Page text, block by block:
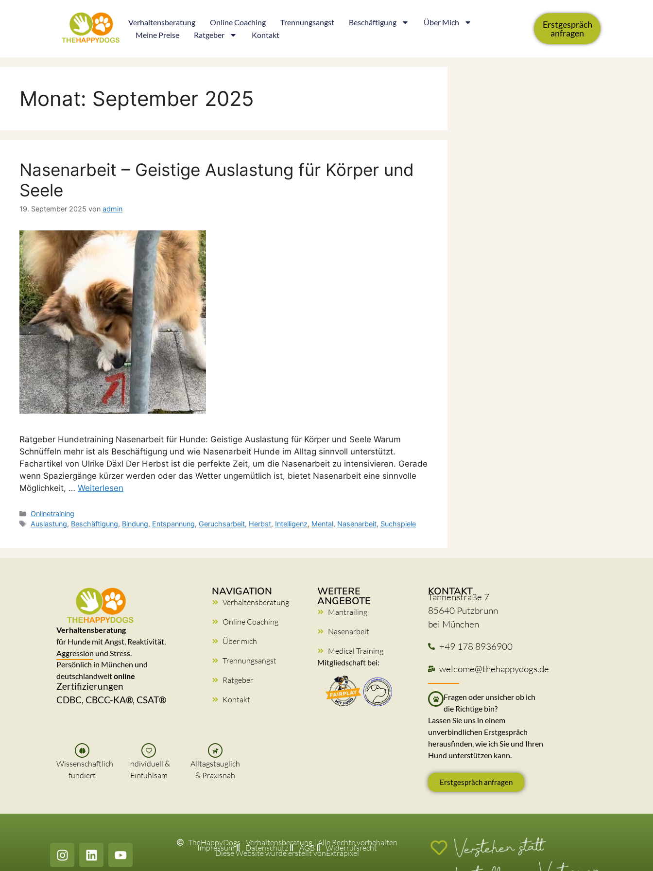
Verhaltensberatung Online Coaching Trennungsangst Beschäftigung
Über Mich
Meine Preise
Ratgeber Kontakt
Erstgespräch
anfragen
Monat: September 2025
Nasenarbeit – Geistige Auslastung für Körper und
Seele
19. September 2025 von admin
Ratgeber Hundetraining Nasenarbeit für Hunde: Geistige Auslastung für Körper und Seele Warum
Schnüffeln mehr ist als Beschäftigung und wie Nasenarbeit Hunde im Alltag sinnvoll unterstützt.
Fachartikel von Ulrike Däxl Der Herbst ist die perfekte Zeit, um die Nasenarbeit zu intensivieren. Gerade
wenn Spaziergänge kürzer werden oder das Wetter ungemütlich ist, bietet Nasenarbeit eine sinnvolle
Möglichkeit, … Weiterlesen
Onlinetraining
Auslastung, Beschäftigung, Bindung, Entspannung, Geruchsarbeit, Herbst, Intelligenz, Mental, Nasenarbeit, Suchspiele
Verhaltensberatung
für Hunde mit Angst, Reaktivität,
Aggression und Stress.
Persönlich in München und
deutschlandweitonline
Zertifizierungen
CDBC, CBCC-KA®, CSAT®
NAVIGATION
Verhaltensberatung
Online Coaching
Über mich
Trennungsangst
Ratgeber
Kontakt
WEITERE
ANGEBOTE
Mantrailing
Nasenarbeit
Medical Training
Mitgliedschaft bei:
KONTAKT
Tannenstraße 7
85640 Putzbrunn
bei München
+49 178 8936900
welcome@thehappydogs.de
Fragen oder unsicher ob ich
die Richtige bin?
Lassen Sie uns in einem
unverbindlichen Erstgespräch
herausfinden, wie ich Sie und Ihren
Hund unterstützen kann.
Erstgespräch anfragen
Wissenschaftlich
fundiert
Individuell &
Einfühlsam
Alltagstauglich
& Praxisnah
TheHappyDogs - Verhaltensberatung | Alle Rechte vorbehalten
Impressum Datenschutz AGB Widerrufsrecht
Diese Website wurde erstellt vonExtrapixel Verstehen statt